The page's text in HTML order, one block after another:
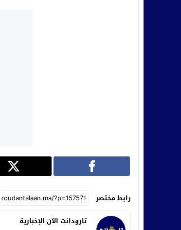
رابط مختصر
تارودانت الآن الإخبارية